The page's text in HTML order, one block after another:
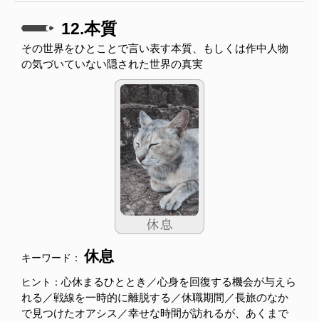
12.本質
その世界をひとことで言い表す本質、もしくは作中人物
の気づいていない隠された世界の真実
キーワード：休息
ヒント： 心休まるひととき／心身を回復する機会が与えら
れる／戦線を一時的に離脱する／休職期間／長旅のなか
で見つけたオアシス／幸せな時間が訪れるが、あくまで